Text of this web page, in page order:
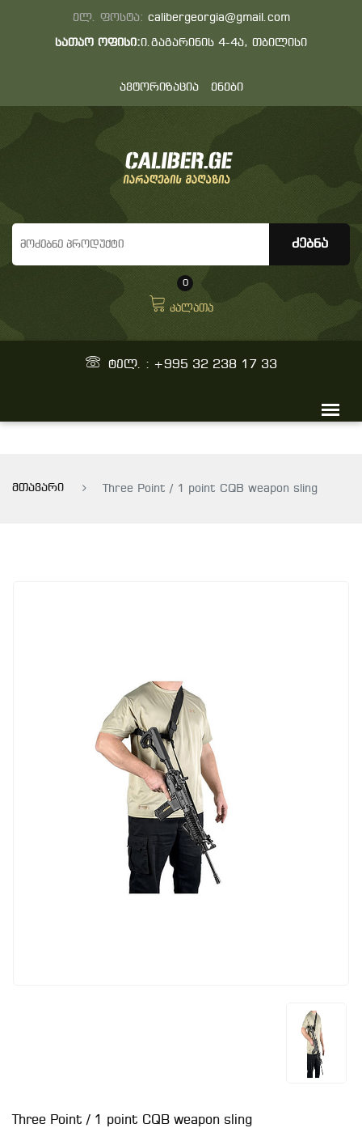
ელ. ფოსტა: calibergeorgia@gmail.com
სათაო ოფისი:ი.გაგარინის 4-4ა, თბილისი
ავტორიზაცია ენები
0
კალათა
ტელ. : +995 32 238 17 33
მთავარი Three Point / 1 point CQB weapon sling
Three Point / 1 point CQB weapon sling